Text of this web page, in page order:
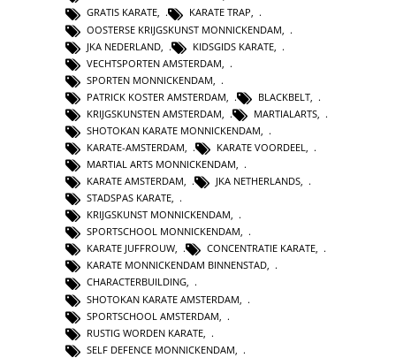
GRATIS KARATE, KARATE TRAP,
OOSTERSE KRIJGSKUNST MONNICKENDAM
JKA NEDERLAND
KIDSGIDS KARATE
VECHTSPORTEN AMSTERDAM
SPORTEN MONNICKENDAM
PATRICK KOSTER AMSTERDAM
BLACKBELT
KRIJGSKUNSTEN AMSTERDAM
MARTIALARTS
SHOTOKAN KARATE MONNICKENDAM
KARATE-AMSTERDAM
KARATE VOORDEEL
MARTIAL ARTS MONNICKENDAM,
KARATE AMSTERDAM, JKA NETHERLANDS,
STADSPAS KARATE,
KRIJGSKUNST MONNICKENDAM,
SPORTSCHOOL MONNICKENDAM,
KARATE JUFFROUW, CONCENTRATIE KARATE,
KARATE MONNICKENDAM BINNENSTAD,
CHARACTERBUILDING,
SHOTOKAN KARATE AMSTERDAM
SPORTSCHOOL AMSTERDAM
RUSTIG WORDEN KARATE
SELF DEFENCE MONNICKENDAM